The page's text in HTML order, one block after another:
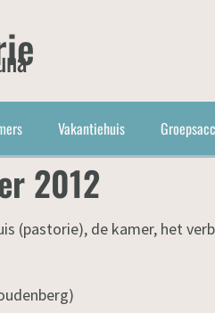
Vakantiehuis
2012
(pastorie), de kamer, het